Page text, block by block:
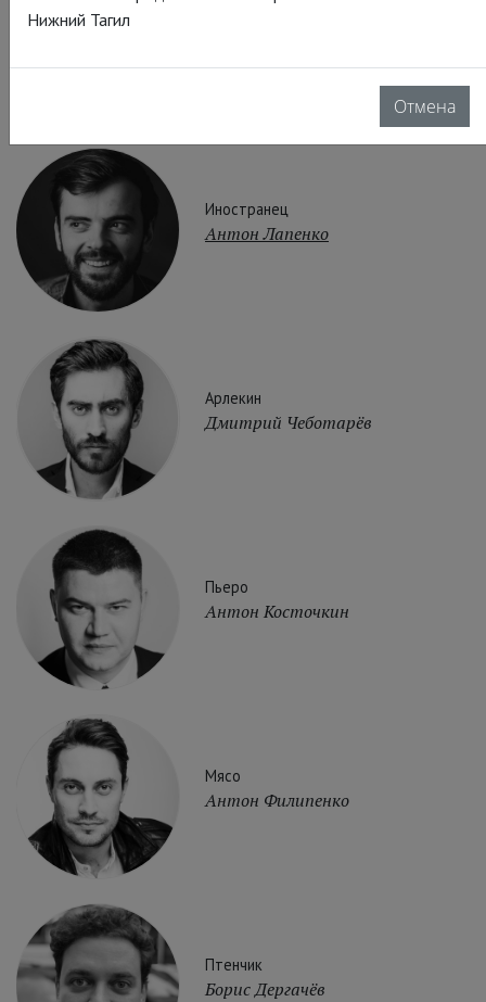
Иностранец
Антон Лапенко
Арлекин
Дмитрий Чеботарёв
Пьеро
Антон Косточкин
Мясо
Антон Филипенко
Птенчик
Борис Дергачёв
Нижний Тагил
Отмена